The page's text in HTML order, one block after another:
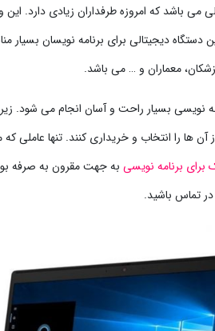
می باشد که امروزه طرفداران زیادی دارد.
دیجیتالی برای برنامه نویسان بسیار
معماران و … می باشد.
نویسی بسیار راحت و آسان انجام می شود.
ها را انتخاب و خریداری کنند. تنها
برنامه نویسیبه جهت مقرون به صرفه
در تماس باشید.